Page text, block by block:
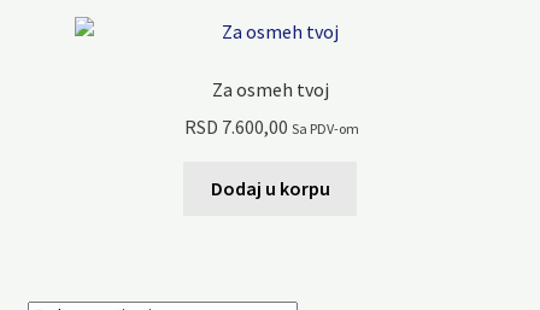
Za osmeh tvoj
RSD 7.600,00 Sa PDV-om
Dodaj u korpu